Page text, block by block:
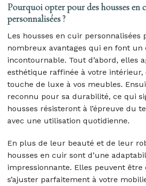
Pourquoi opter pour des housses en
personnalisées ?
Les housses en cuir personnalisées
nombreux avantages qui en font un
incontournable. Tout d’abord, elles
esthétique raffinée à votre intérieur,
touche de luxe à vos meubles.
reconnu pour sa durabilité, ce qui
housses résisteront à l’épreuve du
avec une utilisation quotidienne.
En plus de leur beauté et de leur
housses en cuir sont d’une
impressionnante. Elles peuvent
s’ajuster parfaitement à votre